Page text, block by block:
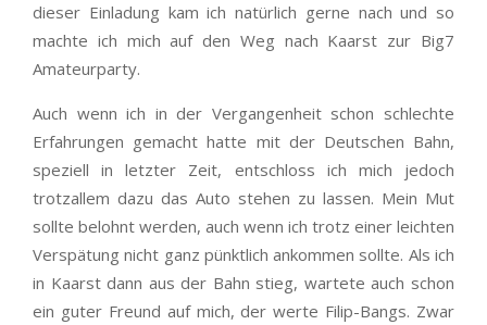
dieser Einladung kam ich natürlich gerne nach und so
machte ich mich auf den Weg nach Kaarst zur Big7
Amateurparty.
Auch wenn ich in der Vergangenheit schon schlechte
Erfahrungen gemacht hatte mit der Deutschen Bahn,
speziell in letzter Zeit, entschloss ich mich jedoch
trotzallem dazu das Auto stehen zu lassen. Mein Mut
sollte belohnt werden, auch wenn ich trotz einer leichten
Verspätung nicht ganz pünktlich ankommen sollte. Als ich
in Kaarst dann aus der Bahn stieg, wartete auch schon
ein guter Freund auf mich, der werte Filip-Bangs. Zwar